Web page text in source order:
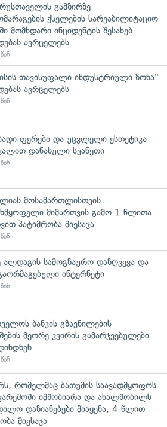
რუსთაველის გამზირზე
ქსელების სარეაბილიტაციო
მომხდარი ინციდენტის შესახებ
ავრცელებს
თავისუფალი ინდუსტრიული ზონა"
ავრცელებს
ფერები და უცვლელი ესთეტიკა —
დანახული სვანეთი
მოსამართლისთვის
მიმართვის გამო 1 წლითა
პატიმრობა მიესაჯა
ალდაგის სამოგზაურო დაზღვევა და
ინტერნეტი
ბანკის გზავნილების
მეორე კვირის გამარჯვებულები
რომელმაც ბათუმის საავადმყოფოს
იმშობიარა და ახალშობილს
დაზიანებები მიაყენა, 4 წლით
მიესაჯა